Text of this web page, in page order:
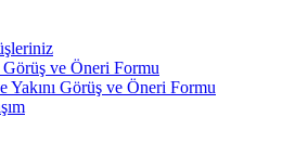
Görüş ve Öneri Formu
Yakını Görüş ve Öneri Formu